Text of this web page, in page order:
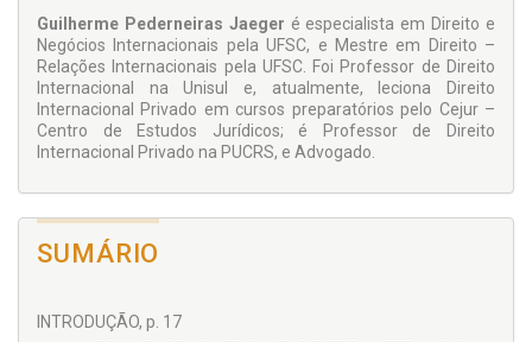
Guilherme Pederneiras Jaeger é especialista em Direito e
Negócios Internacionais pela UFSC, e Mestre em Direito –
Relações Internacionais pela UFSC. Foi Professor de Direito
Internacional na Unisul e, atualmente, leciona Direito
Internacional Privado em cursos preparatórios pelo Cejur –
Centro de Estudos Jurídicos; é Professor de Direito
Internacional Privado na PUCRS, e Advogado.
SUMÁRIO
INTRODUÇÃO, p. 17